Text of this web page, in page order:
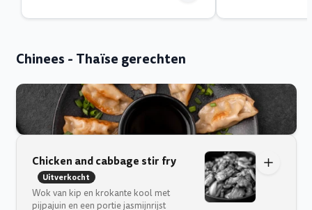
Chinees - Thaïse gerechten
Chicken and cabbage stir fry
Uitverkocht
Wok van kip en krokante kool met
pijpajuin en een portie jasmijnrijst